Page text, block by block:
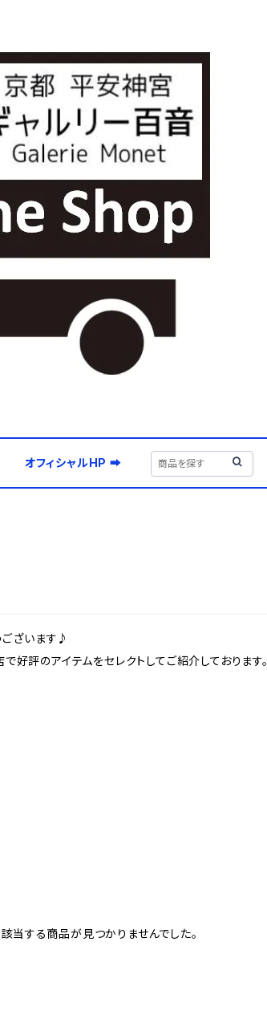
オフィシャルHP ➡
ございます♪
好評のアイテムをセレクトしてご紹介しております。
該当する商品が見つかりませんでした。